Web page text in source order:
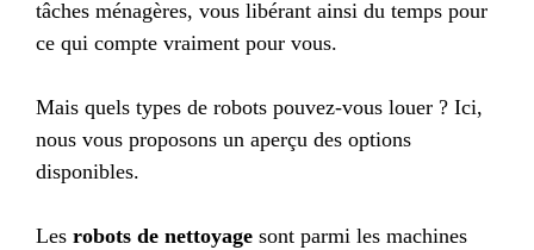
tâches ménagères, vous libérant ainsi du temps pour
ce qui compte vraiment pour vous.
Mais quels types de robots pouvez-vous louer ? Ici,
nous vous proposons un aperçu des options
disponibles.
Les robots de nettoyage sont parmi les machines